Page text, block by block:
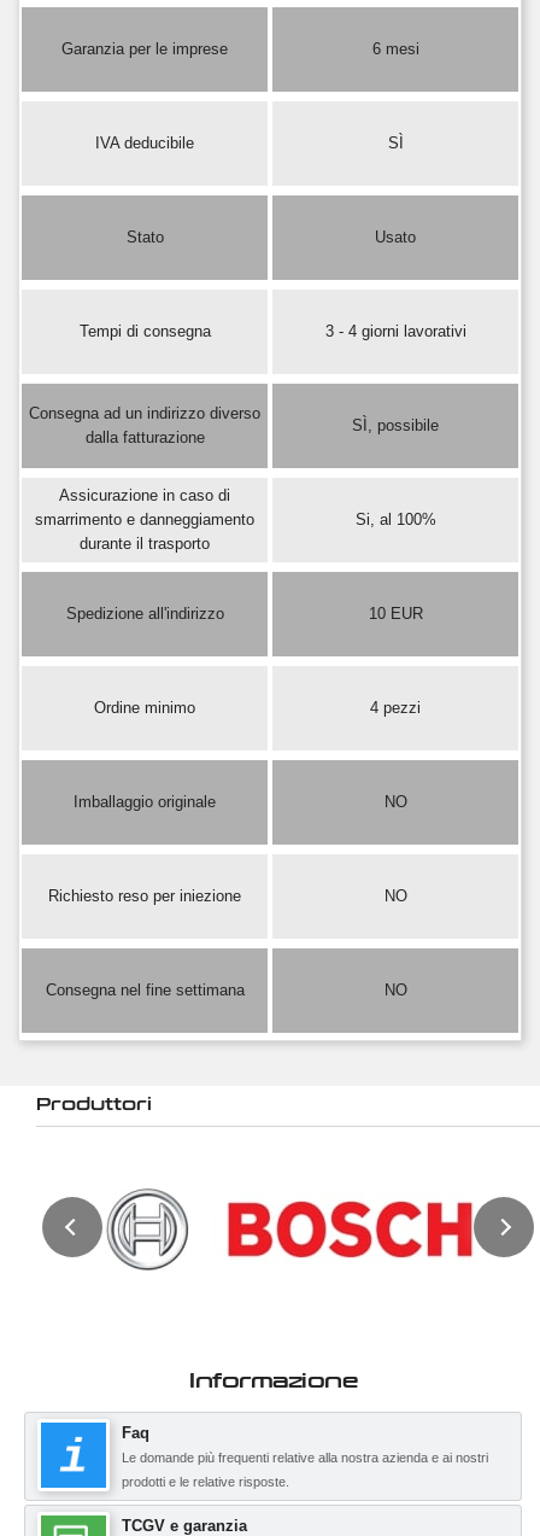
Garanzia per le imprese 6 mesi
IVA deducibile SÌ
Stato Usato
Tempi di consegna 3 - 4 giorni lavorativi
Consegna ad un indirizzo diverso
dalla fatturazione
SÌ, possibile
Assicurazione in caso di
smarrimento e danneggiamento
durante il trasporto
Si, al 100%
Spedizione all'indirizzo 10 EUR
Ordine minimo 4 pezzi
Imballaggio originale NO
Richiesto reso per iniezione NO
Consegna nel fine settimana NO
Produttori
Informazione
Faq
Le domande più frequenti relative alla nostra azienda e ai nostri
prodotti e le relative risposte.
TCGV e garanzia